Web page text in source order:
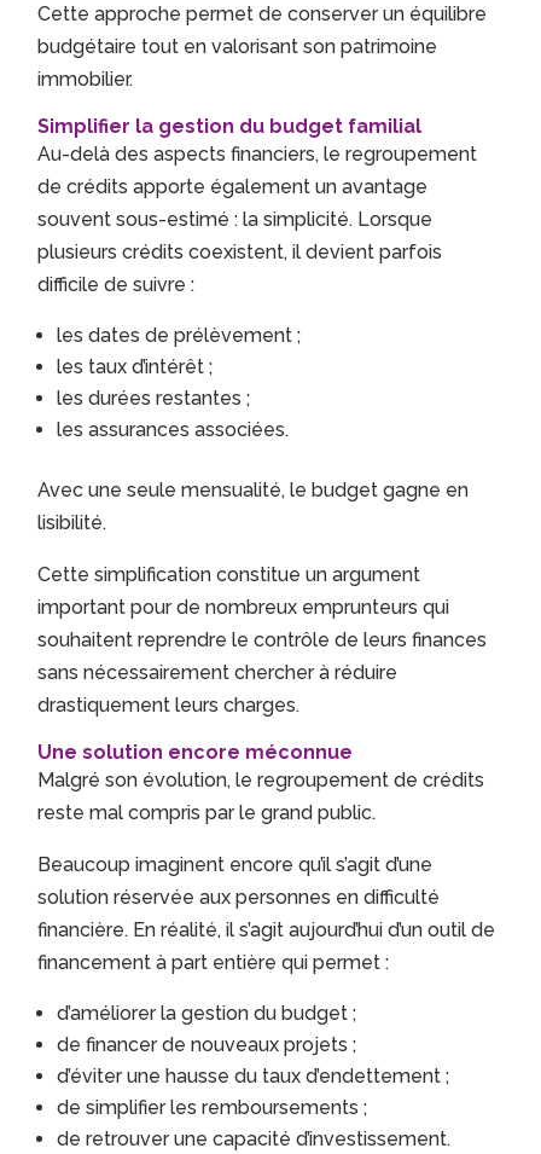
Cette approche permet de conserver un équilibre
budgétaire tout en valorisant son patrimoine
immobilier.
Simplifier la gestion du budget familial
Au-delà des aspects financiers, le regroupement
de crédits apporte également un avantage
souvent sous-estimé : la simplicité. Lorsque
plusieurs crédits coexistent, il devient parfois
difficile de suivre :
les dates de prélèvement ;
les taux d’intérêt ;
les durées restantes ;
les assurances associées.
Avec une seule mensualité, le budget gagne en
lisibilité.
Cette simplification constitue un argument
important pour de nombreux emprunteurs qui
souhaitent reprendre le contrôle de leurs finances
sans nécessairement chercher à réduire
drastiquement leurs charges.
Une solution encore méconnue
Malgré son évolution, le regroupement de crédits
reste mal compris par le grand public.
Beaucoup imaginent encore qu’il s’agit d’une
solution réservée aux personnes en difficulté
financière. En réalité, il s’agit aujourd’hui d’un outil de
financement à part entière qui permet :
d’améliorer la gestion du budget ;
de financer de nouveaux projets ;
d’éviter une hausse du taux d’endettement ;
de simplifier les remboursements ;
de retrouver une capacité d’investissement.